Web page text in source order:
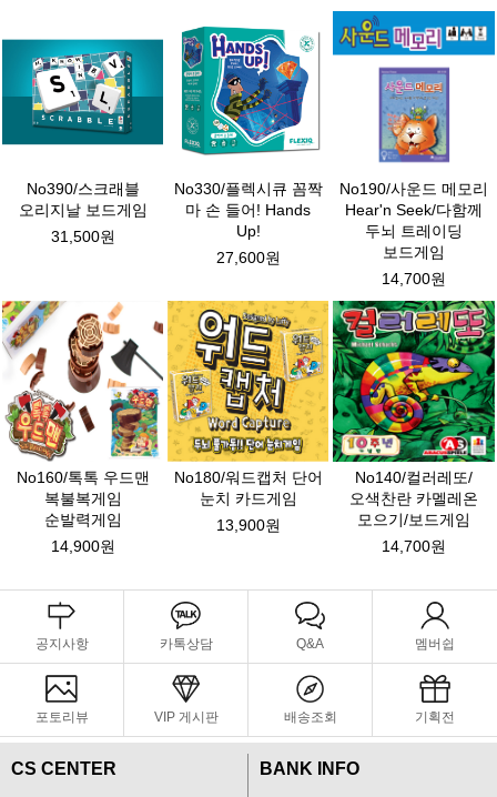
No390/스크래블
오리지날 보드게임
31,500원
No330/플렉시큐 꼼짝
마 손 들어! Hands
Up!
27,600원
No190/사운드 메모리
Hear'n Seek/다함께
두뇌 트레이딩
보드게임
14,700원
No160/톡톡 우드맨
복불복게임
순발력게임
14,900원
No180/워드캡처 단어
눈치 카드게임
13,900원
No140/컬러레또/
오색찬란 카멜레온
모으기/보드게임
14,700원
공지사항 카톡상담 Q&A 멤버쉽
포토리뷰 VIP 게시판 배송조회 기획전
CS CENTER
BANK INFO